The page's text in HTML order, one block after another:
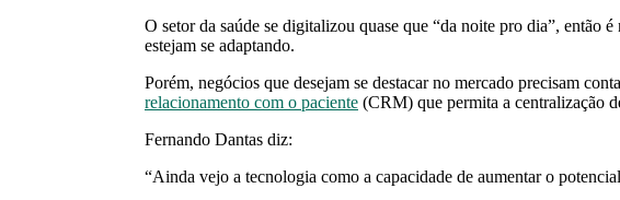
O setor da saúde se digitalizou quase que “da noite pro dia”, então
estejam se adaptando.
Porém, negócios que desejam se destacar no mercado precisam
relacionamento com o paciente (CRM) que permita a centralização
Fernando Dantas diz:
“Ainda vejo a tecnologia como a capacidade de aumentar o